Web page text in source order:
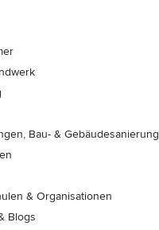
Bau- & Gebäudesanierung
& Organisationen
Blogs